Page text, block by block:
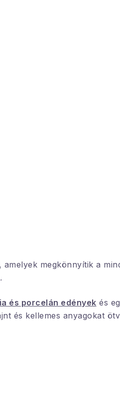
Cikk - Sötétítő
megkönnyítik a
és porcelán edények és
és kellemes anyagokat